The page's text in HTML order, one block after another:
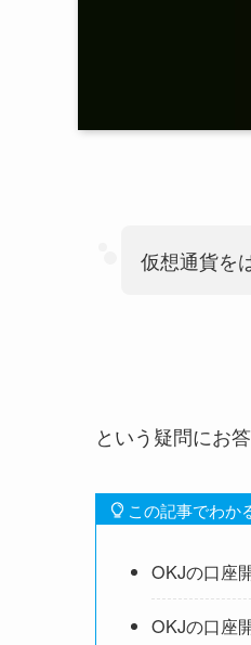
仮想通貨を
という疑問にお
この記事でわか
OKJの口座
OKJの口座